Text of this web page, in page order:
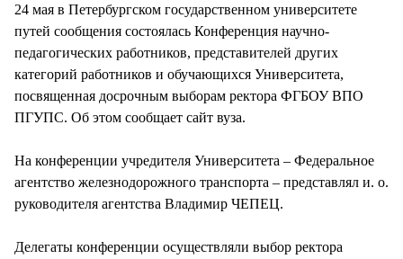
24 мая в Петербургском государственном университете
путей сообщения состоялась Конференция научно-
педагогических работников, представителей других
категорий работников и обучающихся Университета,
посвященная досрочным выборам ректора ФГБОУ ВПО
ПГУПС. Об этом сообщает сайт вуза.
На конференции учредителя Университета – Федеральное
агентство железнодорожного транспорта – представлял и. о.
руководителя агентства Владимир ЧЕПЕЦ.
Делегаты конференции осуществляли выбор ректора